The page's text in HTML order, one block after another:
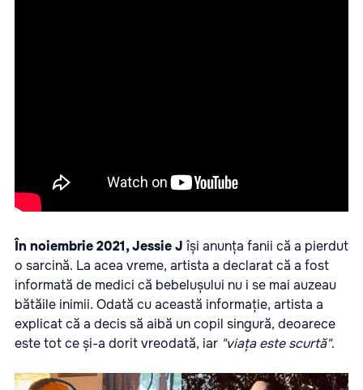
În noiembrie 2021, Jessie Jîși anunța fanii că a pierdut
o sarcină. La acea vreme, artista a declarat că a fost
informată de medici că bebelușului nu i se mai auzeau
bătăile inimii. Odată cu această informație, artista a
explicat că a decis să aibă un copil singură, deoarece
este tot ce și-a dorit vreodată, iar "viața este scurtă".